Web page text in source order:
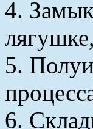
4.
5.
6.